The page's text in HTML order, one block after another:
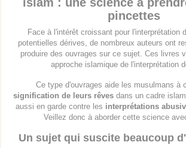
pincettes
Face à l'intérêt croissant pour l'interprétation
potentielles dérives, de nombreux auteurs ont
produire des ouvrages sur ce sujet. Ces livres
approche islamique de l'interprétation
Ce type d'ouvrages aide les musulmans à
signification de leurs rêves dans un cadre
aussi en garde contre les interprétations
Veillez donc à aborder cette science
Un sujet qui suscite beaucoup